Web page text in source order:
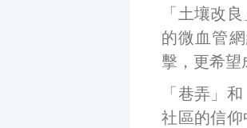
「土壤改
的微血管
擊，更希望
「巷弄」
社區的信